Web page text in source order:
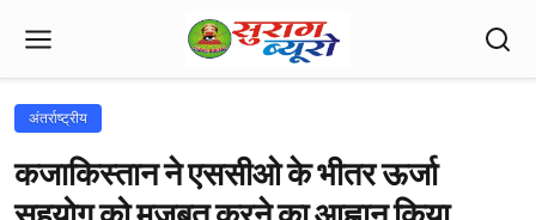
अंतर्राष्ट्रीय
कजाकिस्तान ने एससीओ के भीतर ऊर्जा